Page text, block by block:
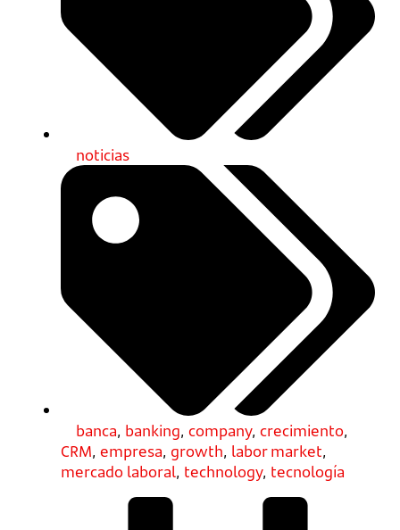
noticias
banca, banking, company, crecimiento,
CRM, empresa, growth, labor market,
mercado laboral, technology, tecnología